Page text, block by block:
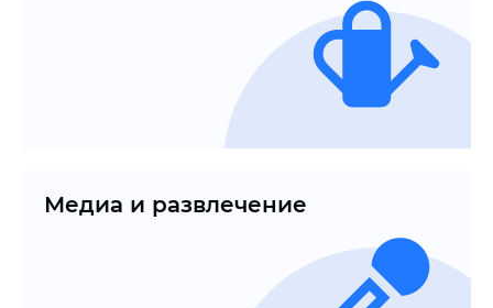
Медиа и развлечение